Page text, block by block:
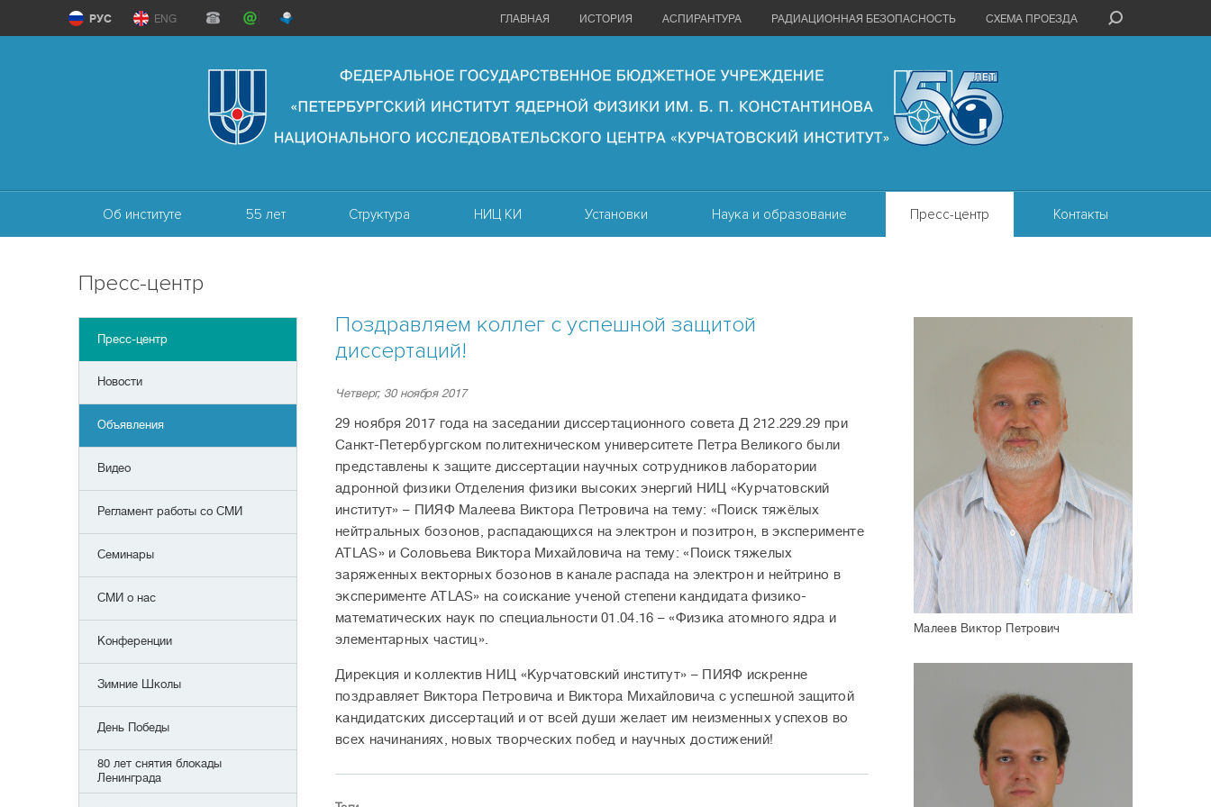
ГЛАВНАЯ ИСТОРИЯ АСПИРАНТУРА РАДИАЦИОННАЯ БЕЗОПАСНОСТЬ СХЕМА ПРОЕЗДА
РУС ENG
Об институте 55 лет Структура НИЦ КИ Установки Наука и образование Пресс-центр Контакты
Пресс-центр
Пресс-центр
Новости
Объявления
Видео
Регламент работы со СМИ
Семинары
СМИ о нас
Конференции
Зимние Школы
День Победы
80 лет снятия блокады
Ленинграда
Малеев Виктор Петрович
Поздравляем коллег с успешной защитой
диссертаций!
Четверг, 30 ноября 2017
29 ноября 2017 года на заседании диссертационного совета Д 212.229.29 при
Санкт-Петербургском политехническом университете Петра Великого были
представлены к защите диссертации научных сотрудников лаборатории
адронной физики Отделения физики высоких энергий НИЦ «Курчатовский
институт» – ПИЯФ Малеева Виктора Петровича на тему: «Поиск тяжёлых
нейтральных бозонов, распадающихся на электрон и позитрон, в эксперименте
ATLAS» и Соловьева Виктора Михайловича на тему: «Поиск тяжелых
заряженных векторных бозонов в канале распада на электрон и нейтрино в
эксперименте ATLAS» на соискание ученой степени кандидата физико-
математических наук по специальности 01.04.16 – «Физика атомного ядра и
элементарных частиц».
Дирекция и коллектив НИЦ «Курчатовский институт» – ПИЯФ искренне
поздравляет Виктора Петровича и Виктора Михайловича с успешной защитой
кандидатских диссертаций и от всей души желает им неизменных успехов во
всех начинаниях, новых творческих побед и научных достижений!